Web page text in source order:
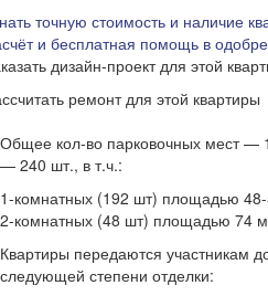
точную стоимость и наличие
и бесплатная помощь в
дизайн-проект для этой
ремонт для этой квартиры
Общее кол-во парковочных мест —
— 240 шт., в т.ч.:
1-комнатных (192 шт) площадью
2-комнатных (48 шт) площадью 74
Квартиры передаются участникам
следующей степени отделки: